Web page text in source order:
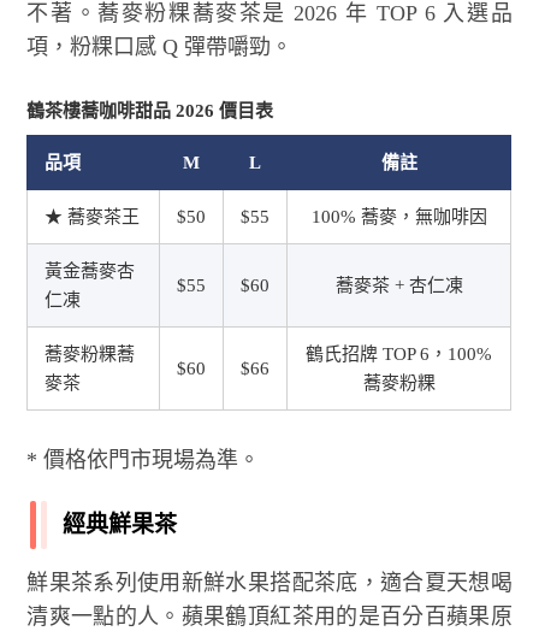
不著。蕎麥粉粿蕎麥茶是 2026 年 TOP 6 入選品
項，粉粿口感 Q 彈帶嚼勁。
鶴茶樓蕎咖啡甜品 2026 價目表
品項 M L 備註
★ 蕎麥茶王 $50 $55 100% 蕎麥，無咖啡因
黃金蕎麥杏
仁凍
$55 $60 蕎麥茶 + 杏仁凍
蕎麥粉粿蕎
麥茶
$60 $66
鶴氏招牌 TOP 6，100%
蕎麥粉粿
* 價格依門市現場為準。
經典鮮果茶
鮮果茶系列使用新鮮水果搭配茶底，適合夏天想喝
清爽一點的人。蘋果鶴頂紅茶用的是百分百蘋果原